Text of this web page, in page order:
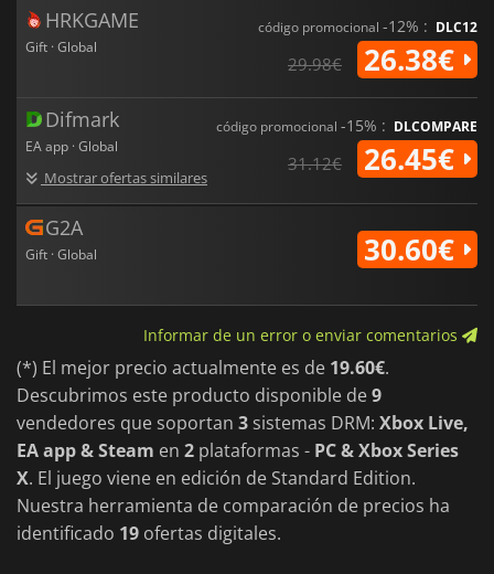
HRKGAME
Gift · Global
código promocional -12% : DLC12
29.98€ 26.38€
Difmark
EA app · Global
Mostrar ofertas similares
código promocional -15% : DLCOMPARE
31.12€ 26.45€
G2A
Gift · Global 30.60€
Informar de un error o enviar comentarios
(*) El mejor precio actualmente es de 19.60€.
Descubrimos este producto disponible de9
vendedores que soportan 3 sistemas DRM: Xbox Live,
EA app & Steam en 2 plataformas - PC & Xbox Series
X. El juego viene en edición de Standard Edition.
Nuestra herramienta de comparación de precios ha
identificado 19 ofertas digitales.